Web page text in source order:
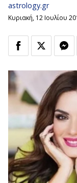
astrology.gr
Κυριακή, 12 Ιουλίου